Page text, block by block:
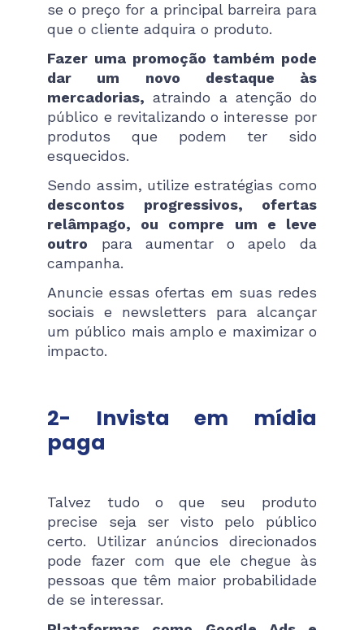
se o preço for a principal barreira para
que o cliente adquira o produto.
Fazer uma promoção também pode
dar um novo destaque às
mercadorias, atraindo a atenção do
público e revitalizando o interesse por
produtos que podem ter sido
esquecidos.
Sendo assim, utilize estratégias como
descontos progressivos, ofertas
relâmpago, ou compre um e leve
outro para aumentar o apelo da
campanha.
Anuncie essas ofertas em suas redes
sociais e newsletters para alcançar
um público mais amplo e maximizar o
impacto.
2- Invista em mídia
paga
Talvez tudo o que seu produto
precise seja ser visto pelo público
certo. Utilizar anúncios direcionados
pode fazer com que ele chegue às
pessoas que têm maior probabilidade
de se interessar.